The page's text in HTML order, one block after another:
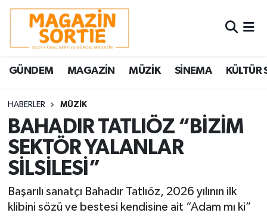
GÜNDEM MAGAZİN MÜZİK SİNEMA KÜLTÜR
HABERLER MÜZİK
BAHADIR TATLIÖZ “BİZİM
SEKTÖR YALANLAR
SİLSİLESİ”
Başarılı sanatçı Bahadır Tatlıöz, 2026 yılının ilk
klibini sözü ve bestesi kendisine ait “Adam mı ki”
Nöbetçi Eczaneler
Hava Durumu
Trafik Durumu
Süper Lig Puan Durumu ve Fikstür
Tüm Manşetler
Son Dakika Haberleri